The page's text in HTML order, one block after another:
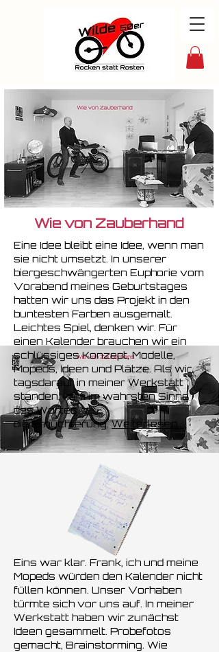
Wie von Zauberhand
Eine Idee bleibt eine Idee, wenn man
sie nicht umsetzt. In unserer
biergeschwängerten Euphorie vom
Vorabend meines Geburtstages
hatten wir uns das Projekt in den
buntesten Farben ausgemalt.
Leichtes Spiel, denken wir. Für
einen Kalender brauchen wir ein
schlüssiges Konzept, Modelle,
Mopeds, Ideen und Plätze. Als wir
tagsdarauf in meiner Werkstatt
standen, kam im wahrsten Sinne
des Wortes
die Ernüchterung.Weiterlesen...
Eins war klar. Frank, ich und meine
Mopeds würden den Kalender nicht
füllen können. Unser Vorhaben
türmte sich vor uns auf. In meiner
Werkstatt haben wir zunächst
Ideen gesammelt. Probefotos
gemacht, Brainstorming. Wie